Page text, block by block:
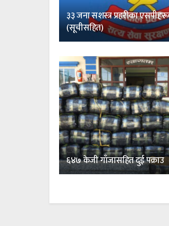
३३ जना सशस्त्र प्रहरीका
(सूचीसहित)
६४७ केजी गाँजासहित दुई पक्राउ